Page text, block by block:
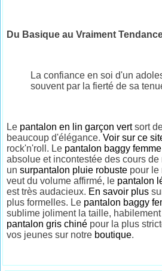
Du Basique au Vraiment
La confiance en soi d'un
souvent par la fierté de sa
Le pantalon en lin garçon vertsort
beaucoup d'élégance.Voir sur ce
rock'n'roll. Le pantalon baggy
absolue et incontestée des cours
unsurpantalon pluie robuste pour le
veut du volume affirmé, le pantalon
est très audacieux. En savoir plus
plus formelles. Le pantalon baggy
sublime joliment la taille,
pantalon gris chiné pour la plus
vos jeunes sur notre boutique.